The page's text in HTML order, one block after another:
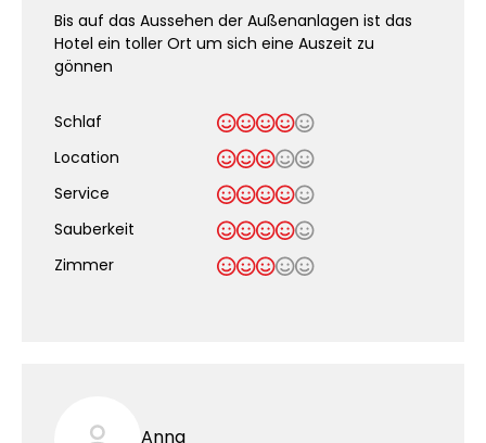
Bis auf das Aussehen der Außenanlagen ist das
Hotel ein toller Ort um sich eine Auszeit zu
gönnen
Schlaf
Location
Service
Sauberkeit
Zimmer
Anna